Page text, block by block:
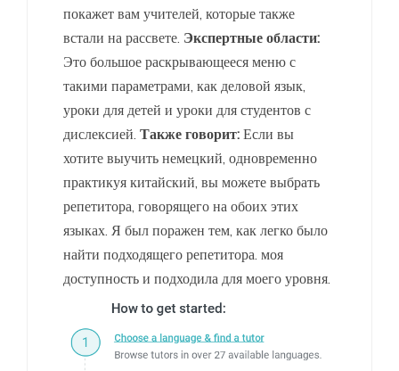
покажет вам учителей, которые также
встали на рассвете. Экспертные области:
Это большое раскрывающееся меню с
такими параметрами, как деловой язык,
уроки для детей и уроки для студентов с
дислексией. Также говорит: Если вы
хотите выучить немецкий, одновременно
практикуя китайский, вы можете выбрать
репетитора, говорящего на обоих этих
языках. Я был поражен тем, как легко было
найти подходящего репетитора. моя
доступность и подходила для моего уровня.